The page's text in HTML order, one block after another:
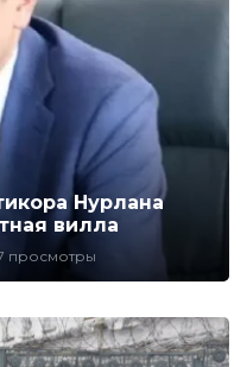
Нурлана
вилла
просмотры